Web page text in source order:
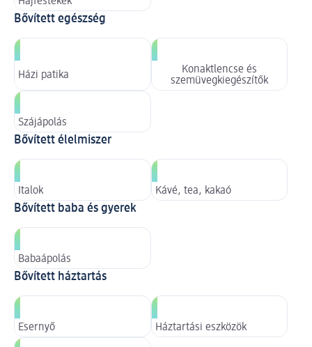
Bővített egészség
Házi patika
Konaktlencse és
szemüvegkiegészítők
Szájápolás
Bővített élelmiszer
Italok Kávé, tea, kakaó
Bővített baba és gyerek
Babaápolás
Bővített háztartás
Esernyő Háztartási eszközök